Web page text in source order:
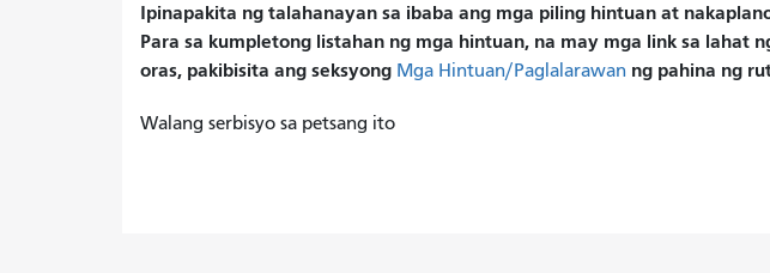
Ipinapakita ng talahanayan sa ibaba ang mga piling hintuan at
Para sa kumpletong listahan ng mga hintuan, na may mga link sa lahat
oras, pakibisita ang seksyong Mga Hintuan/Paglalarawan ng pahina ng
Walang serbisyo sa petsang ito